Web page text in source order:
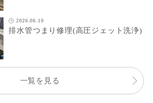
2026.06.10
排水管つまり修理(高圧ジェット洗浄)
一覧を見る